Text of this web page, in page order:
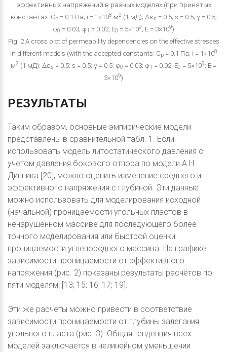
эффективных напряжений в разных моделях (при принятых
константах: Cp= 0.1 Па; i = 1×108 м2 (1 мД); Δεs = 0.5; s = 0.5; γ = 0.5;
φ0 = 0.03; φ1 = 0.02; E0 = 5×109; E = 3×109)
Fig. 2 A cross plot of permeability dependencies on the effective stresses
in different models (with the accepted constants: Cp= 0.1 Па; i = 1×108
м2 (1 мД); Δεs = 0.5; s = 0.5; γ = 0.5; φ0 = 0.03; φ1 = 0.02; E0 = 5×109; E =
3×109)
РЕЗУЛЬТАТЫ
Таким образом, основные эмпирические модели
представлены в сравнительной табл. 1. Если
использовать модель литостатического давления с
учетом давления бокового отпора по модели А.Н.
Динника [20], можно оценить изменение среднего и
эффективного напряжения с глубиной. Эти данные
можно использовать для моделирования исходной
(начальной) проницаемости угольных пластов в
ненарушенном массиве для последующего более
точного моделирования или быстрой оценки
проницаемости углепородного массива. На графике
зависимости проницаемости от эффективного
напряжения (рис. 2) показаны результаты расчётов по
пяти моделям: [13; 15; 16; 17; 19].
Эти же расчеты можно привести в соответствие
зависимости проницаемости от глубины залегания
угольного пласта (рис. 3). Общая тенденция всех
моделей заключается в нелинейном уменьшении